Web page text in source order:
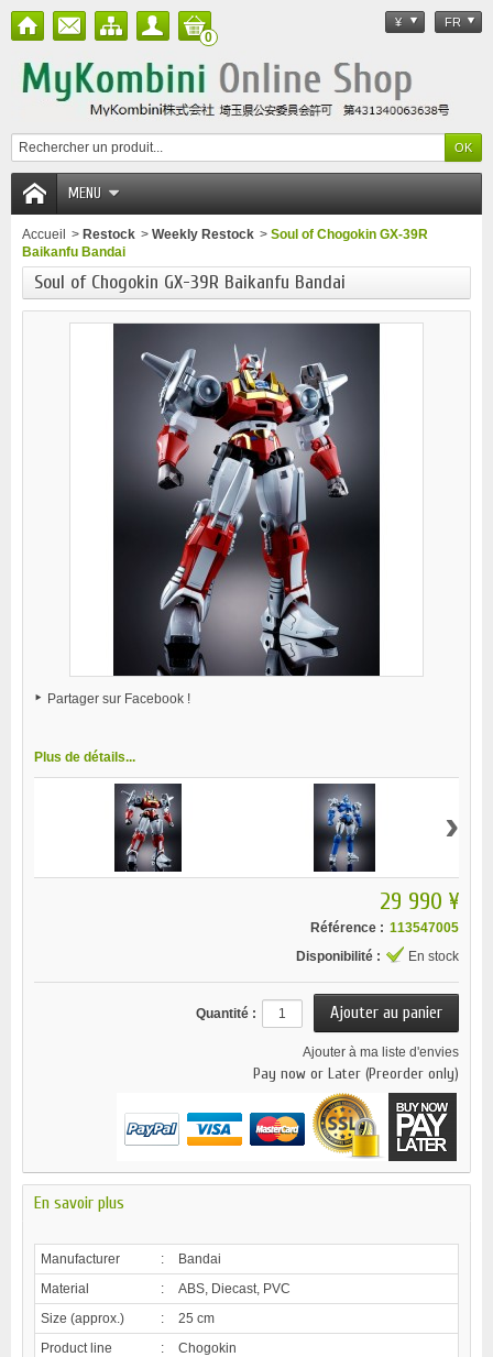
¥ FR
0
MENU
Accueil > Restock > Weekly Restock > Soul of Chogokin GX-39R
Baikanfu Bandai
Soul of Chogokin GX-39R Baikanfu Bandai
Partager sur Facebook !
Plus de détails...
›
29 990 ¥
Référence : 113547005
Disponibilité :
En stock
Quantité :
Ajouter à ma liste d'envies
Pay now or Later (Preorder only)
En savoir plus
Manufacturer :
Bandai
Material
:
ABS, Diecast, PVC
Size (approx.)
:
25 cm
Product line
:
Chogokin